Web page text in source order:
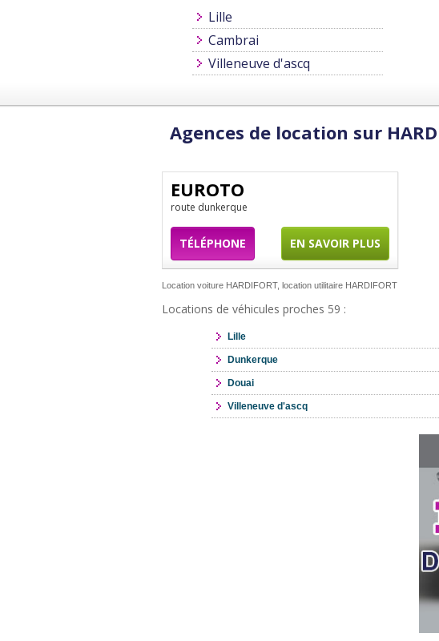
Lille
Cambrai
Villeneuve d'ascq
Agences de location sur
EUROTO
route dunkerque
TÉLÉPHONE EN SAVOIR PLUS
Location voiture HARDIFORT, location utilitaire HARDIFORT
Locations de véhicules proches 59 :
Lille
Dunkerque
Douai
Villeneuve d'ascq